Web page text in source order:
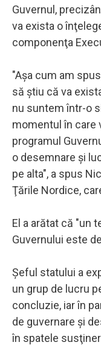
Guvernul,
va exista o
componenţa
"Aşa cum am
să ştiu că va
nu suntem într-o
momentul în care
programul
o desemnare şi
pe alta", a spus
Ţările Nordice,
El a arătat că "un
Guvernului este
Şeful statului a
un grup de lucru
concluzie, iar în
de guvernare şi
în spatele